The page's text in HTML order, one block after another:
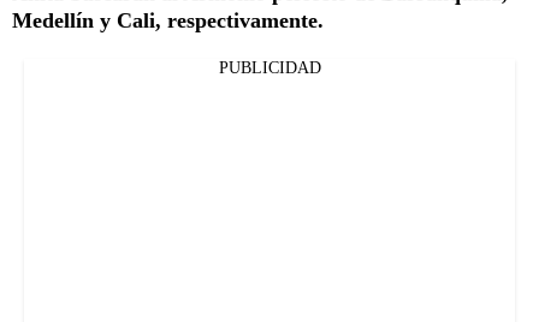
Medellín y Cali, respectivamente.
PUBLICIDAD